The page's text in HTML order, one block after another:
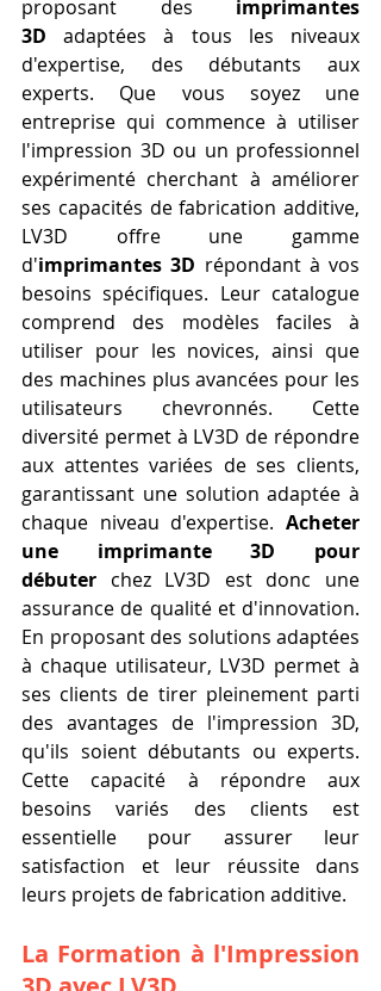
proposant des imprimantes
3D adaptées à tous les niveaux
d'expertise, des débutants aux
experts. Que vous soyez une
entreprise qui commence à utiliser
l'impression 3D ou un professionnel
expérimenté cherchant à améliorer
ses capacités de fabrication additive,
LV3D offre une gamme
d'imprimantes 3D répondant à vos
besoins spécifiques. Leur catalogue
comprend des modèles faciles à
utiliser pour les novices, ainsi que
des machines plus avancées pour les
utilisateurs chevronnés. Cette
diversité permet à LV3D de répondre
aux attentes variées de ses clients,
garantissant une solution adaptée à
chaque niveau d'expertise. Acheter
une imprimante 3D pour
débuter chez LV3D est donc une
assurance de qualité et d'innovation.
En proposant des solutions adaptées
à chaque utilisateur, LV3D permet à
ses clients de tirer pleinement parti
des avantages de l'impression 3D,
qu'ils soient débutants ou experts.
Cette capacité à répondre aux
besoins variés des clients est
essentielle pour assurer leur
satisfaction et leur réussite dans
leurs projets de fabrication additive.
La Formation à l'Impression